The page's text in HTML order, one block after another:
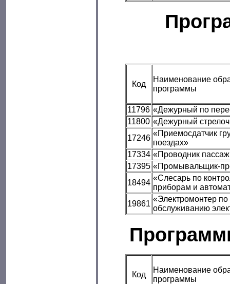
Код
Наименование
программы
11796 «Дежурный по
11800 «Дежурный
17246
«Приемосдатчик
поездах»
17334 «Проводник
17395 «Промывальщик-
18494
«Слесарь по
приборам и
19861
«Электромонтер по
обслуживанию
Код
Наименование
программы